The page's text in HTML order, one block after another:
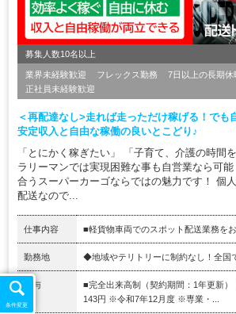
募集人数10名以上
業界未経験歓迎 フレックス勤務 7日以上の長期休
正社員未経験歓迎
＜再配達なし>走れば走っただけ稼げる！でも
安定収入と自由な稼働の良いとこどり♪
「とにかく稼ぎたい」 「子育て、介護の時間
ラリーマンでは実現困難な事も自営業なら可
合うスーパーカーゴならではの魅力です！ 個
配送なので...
仕事内容 ■軽貨物車両でのスポット配送業務をお
勤務地 ◆地域やテリトリーに制約なし！全国
給与
■完全出来高制（契約期間：1年更新）
143円 ※令和7年12月度 ※専業・...
条件変更